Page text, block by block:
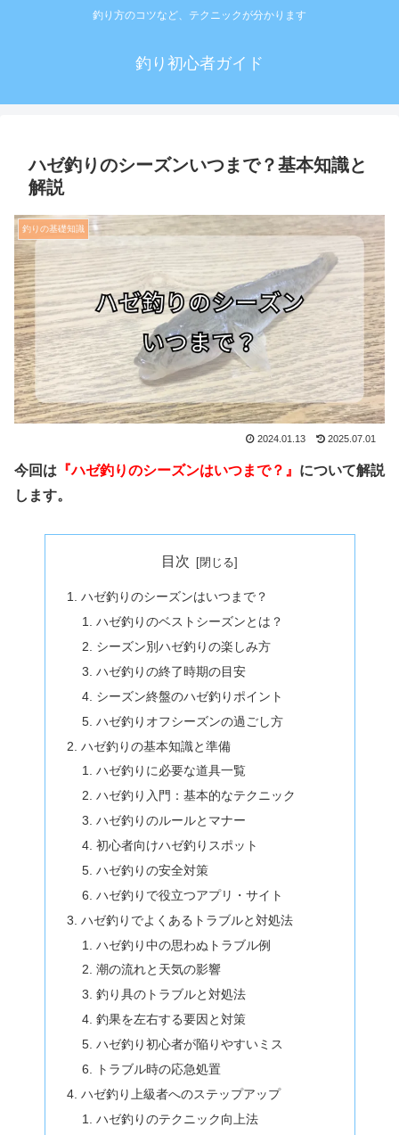
釣り方のコツなど、テクニックが分かります
釣り初心者ガイド
ハゼ釣りのシーズンいつまで？基本知識と
解説
釣りの基礎知識
2024.01.13 2025.07.01
今回は 『ハゼ釣りのシーズンはいつまで？』 について解説
します。
目次
ハゼ釣りのシーズンはいつまで？
ハゼ釣りのベストシーズンとは？
シーズン別ハゼ釣りの楽しみ方
ハゼ釣りの終了時期の目安
シーズン終盤のハゼ釣りポイント
ハゼ釣りオフシーズンの過ごし方
ハゼ釣りの基本知識と準備
ハゼ釣りに必要な道具一覧
ハゼ釣り入門：基本的なテクニック
ハゼ釣りのルールとマナー
初心者向けハゼ釣りスポット
ハゼ釣りの安全対策
ハゼ釣りで役立つアプリ・サイト
ハゼ釣りでよくあるトラブルと対処法
ハゼ釣り中の思わぬトラブル例
潮の流れと天気の影響
釣り具のトラブルと対処法
釣果を左右する要因と対策
ハゼ釣り初心者が陥りやすいミス
トラブル時の応急処置
ハゼ釣り上級者へのステップアップ
ハゼ釣りのテクニック向上法